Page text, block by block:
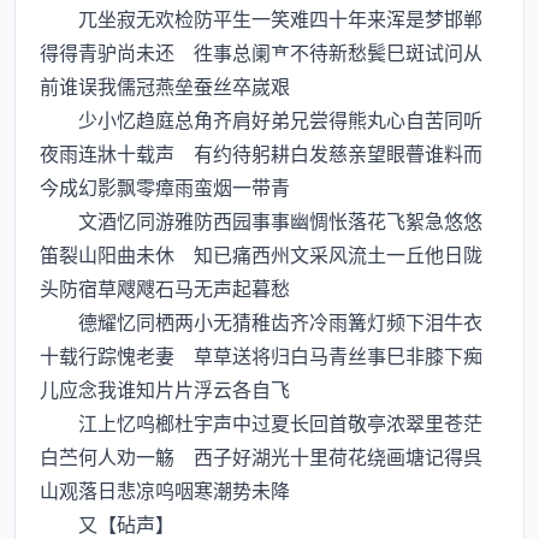
兀坐寂无欢检防平生一笑难四十年来浑是梦邯郸
得得青驴尚未还 徃事总阑不待新愁鬓巳斑试问从
前谁误我儒冠燕垒蚕丝卒嵗艰
少小忆趋庭总角齐肩好弟兄尝得熊丸心自苦同听
夜雨连牀十载声 有约待躬耕白发慈亲望眼瞢谁料而
今成幻影飘零瘴雨蛮烟一带青
文酒忆同游雅防西园事事幽惆怅落花飞絮急悠悠
笛裂山阳曲未休 知已痛西州文采风流土一丘他日陇
头防宿草飕飕石马无声起暮愁
德耀忆同栖两小无猜稚齿齐冷雨篝灯频下泪牛衣
十载行踪愧老妻 草草送将归白马青丝事巳非膝下痴
儿应念我谁知片片浮云各自飞
江上忆呜榔杜宇声中过夏长回首敬亭浓翠里苍茫
白苎何人劝一觞 西子好湖光十里荷花绕画塘记得呉
山观落日悲凉呜咽寒潮势未降
又【砧声】